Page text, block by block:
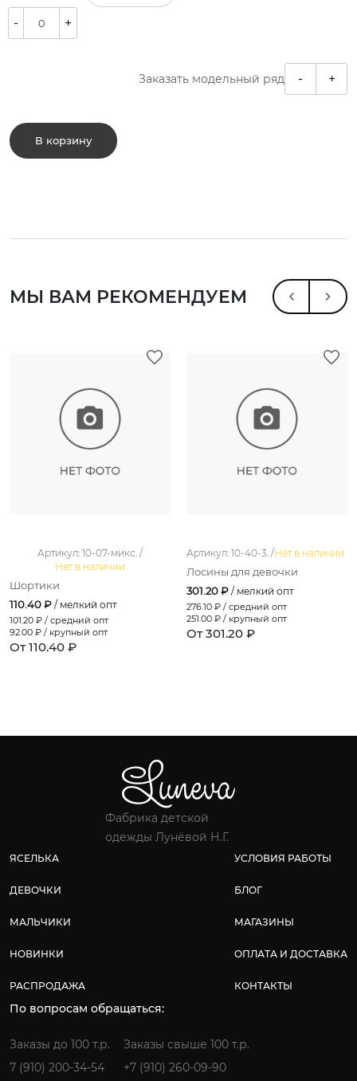
- +
Заказать модельный ряд - +
В корзину
МЫ ВАМ РЕКОМЕНДУЕМ
Артикул: 10-07-микс. /
Нет в наличии
Шортики
110.40 ₽ / мелкий опт
101.20 ₽ / средний опт
92.00 ₽ / крупный опт
От 110.40 ₽
Артикул: 10-40-3. /Нет в наличии
Лосины для девочки
301.20 ₽ / мелкий опт
276.10 ₽ / средний опт
251.00 ₽ / крупный опт
От 301.20 ₽
Фабрика детской
одежды Лунёвой Н.Г.
ЯСЕЛЬКА
ДЕВОЧКИ
МАЛЬЧИКИ
НОВИНКИ
РАСПРОДАЖА
УСЛОВИЯ РАБОТЫ
БЛОГ
МАГАЗИНЫ
ОПЛАТА И ДОСТАВКА
КОНТАКТЫ
По вопросам обращаться:
Заказы до 100 т.р.
7 (910) 200-34-54
Заказы свыше 100 т.р.
+7 (910) 260-09-90